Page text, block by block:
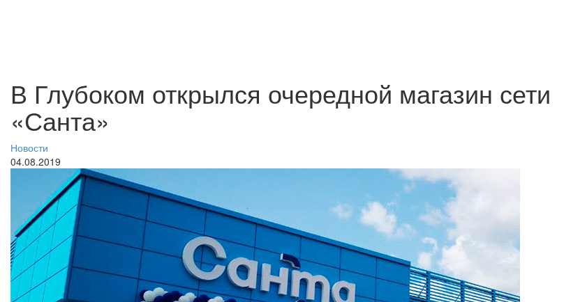
В Глубоком открылся очередной магазин сети
«Санта»
Новости
04.08.2019